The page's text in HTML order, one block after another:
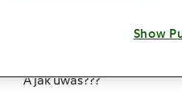
uzywam szynkowaru w
zachodu) uzywamy
A jak uwas???
Show